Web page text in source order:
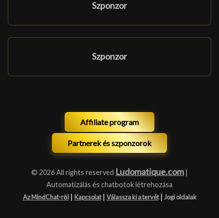
Szponzor
Szponzor
Affiliate program
Partnerek és szponzorok
© 2026 All rights reserved Ludomatique.com |
Automatizálás és chatbotok létrehozása
Az MindChat-ről | Kapcsolat | Válassza ki a tervét | Jogi oldalak